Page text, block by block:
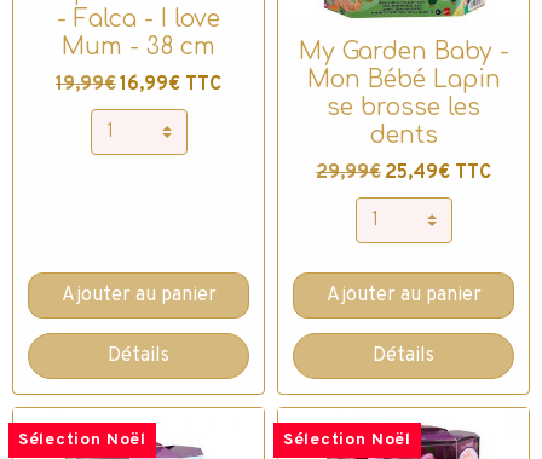
- Falca - I love
Mum - 38 cm
19,99€16,99€ TTC
Ajouter au panier
Détails
My Garden Baby -
Mon Bébé Lapin
se brosse les
dents
29,99€ 25,49€ TTC
Ajouter au panier
Détails
Sélection Noël
Sélection Noël